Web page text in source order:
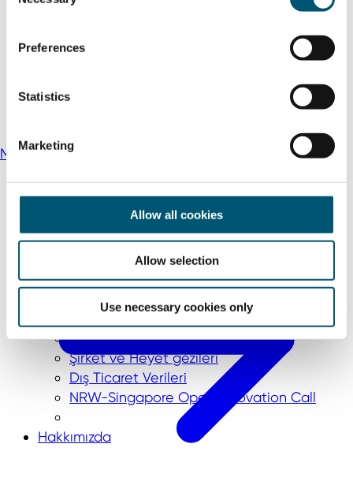
l
Preferences
Statistics
Marketing
Allow all cookies
Allow selection
Use necessary cookies only
Yurt dışı fuarlar
Şirket ve Heyet gezileri
Dış Ticaret Verileri
NRW-Singapore Open Innovation Call
Hakkımızda
Medya Merkezi